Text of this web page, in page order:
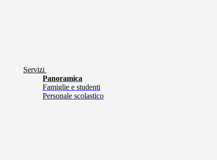
Servizi
Panoramica
Famiglie e studenti
Personale scolastico